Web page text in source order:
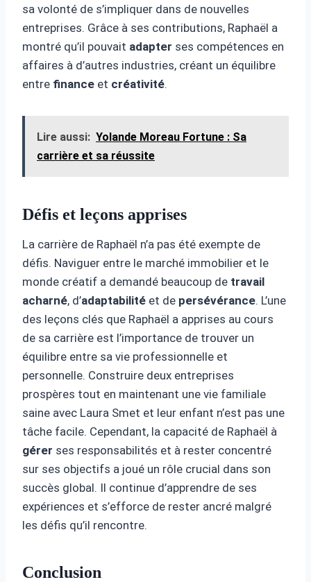
sa volonté de s’impliquer dans de nouvelles
entreprises. Grâce à ses contributions, Raphaël a
montré qu’il pouvait adapter ses compétences en
affaires à d’autres industries, créant un équilibre
entre finance et créativité.
Lire aussi: Yolande Moreau Fortune : Sa
carrière et sa réussite
Défis et leçons apprises
La carrière de Raphaël n’a pas été exempte de
défis. Naviguer entre le marché immobilier et le
monde créatif a demandé beaucoup de travail
acharné, d’adaptabilité et de persévérance. L’une
des leçons clés que Raphaël a apprises au cours
de sa carrière est l’importance de trouver un
équilibre entre sa vie professionnelle et
personnelle. Construire deux entreprises
prospères tout en maintenant une vie familiale
saine avec Laura Smet et leur enfant n’est pas une
tâche facile. Cependant, la capacité de Raphaël à
gérer ses responsabilités et à rester concentré
sur ses objectifs a joué un rôle crucial dans son
succès global. Il continue d’apprendre de ses
expériences et s’efforce de rester ancré malgré
les défis qu’il rencontre.
Conclusion